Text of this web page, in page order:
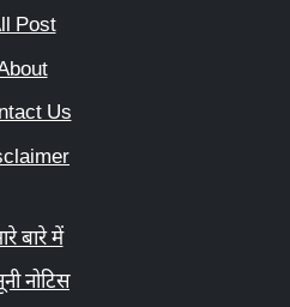
Post
Us
बारे में
नोटिस